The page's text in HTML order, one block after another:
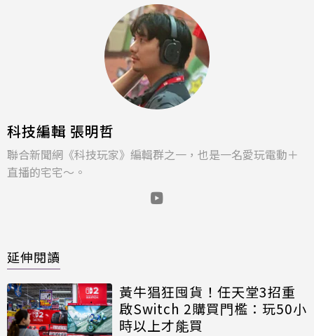
科技編輯 張明哲
聯合新聞網《科技玩家》編輯群之一，也是一名愛玩電動＋
直播的宅宅～。
延伸閱讀
黃牛猖狂囤貨！任天堂3招重
啟Switch 2購買門檻：玩50小
時以上才能買